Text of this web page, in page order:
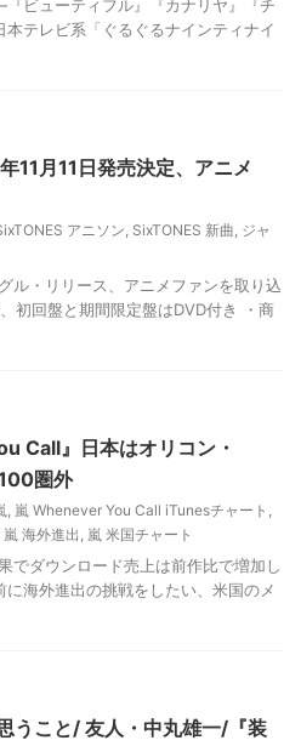
ビューティフル』『カナリヤ』『チ
テレビ系「ぐるぐるナインティナイ
11月11日発売決定、アニメ
アニソン, SixTONES 新曲, ジャ
ル・リリース、アニメファンを取り込
初回盤と期間限定盤はDVD付き ・商
Call』日本はオリコン・
圏外
, 嵐 Whenever You Call iTunesチャート ,
嵐 海外進出 , 嵐 米国チャート
でダウンロード売上は前作比で増加し
海外進出の挑戦をしたい、米国のメ
うこと/ 友人・中丸雄一/『装